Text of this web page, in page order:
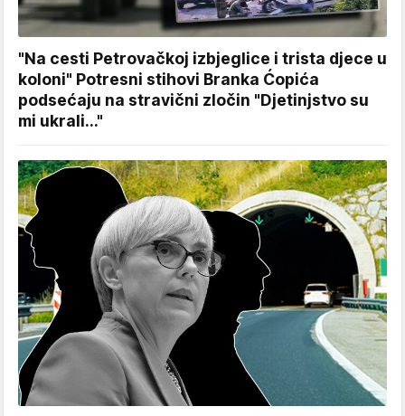
"Na cesti Petrovačkoj izbjeglice i trista djece u
koloni" Potresni stihovi Branka Ćopića
podsećaju na stravični zločin "Djetinjstvo su
mi ukrali..."